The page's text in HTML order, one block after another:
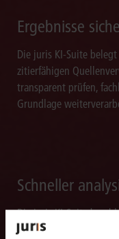
Ergebnisse
Die juris KI-Suite
zitierfähigen
transparent prüfen,
Grundlage
Schneller
Die juris KI-Suite
juristischer